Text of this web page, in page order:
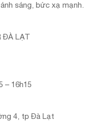
sáng, bức xạ mạnh.
ĐÀ LẠT
– 16h15
4, tp Đà Lạt